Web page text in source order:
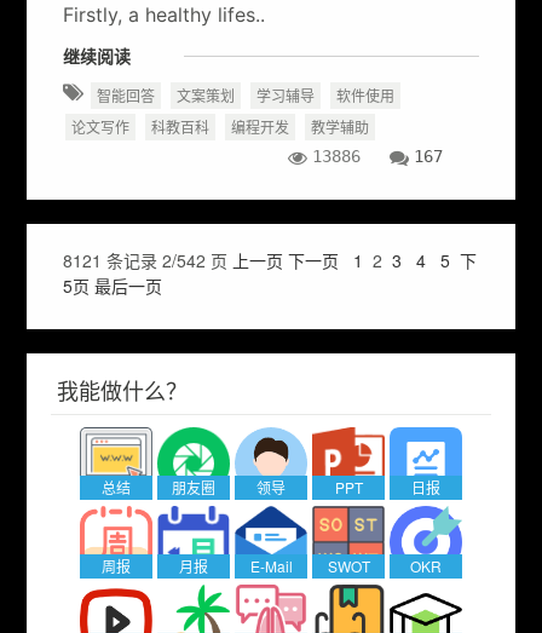
Firstly, a healthy lifes..
继续阅读
智能回答 文案策划 学习辅导
软件使用
论文写作
科教百科 编程开发 教学辅助
13886 167
8121 条记录 2/542 页 上一页 下一页 1 2 3 4 5 下
5页 最后一页
我能做什么？
总结 朋友圈 领导 PPT 日报
周报 月报 E-Mail SWOT OKR